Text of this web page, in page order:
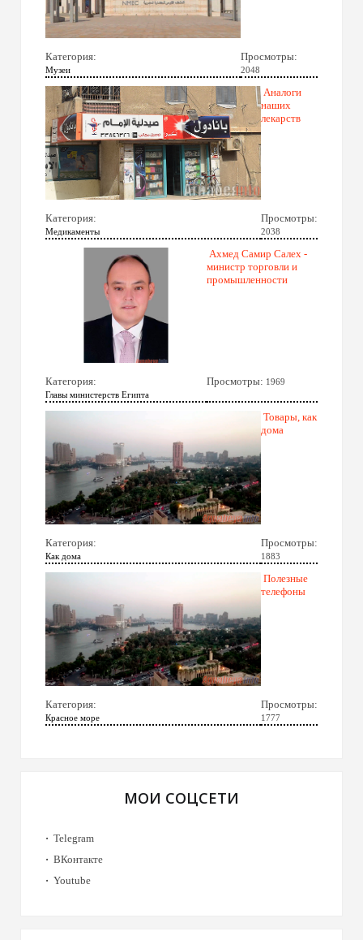
Категория:
Музеи
Просмотры:
2048
Аналоги
наших
лекарств
Категория:
Медикаменты
Просмотры:
2038
Ахмед Самир Салех -
министр торговли и
промышленности
Категория:
Главы министерств Египта
Просмотры: 1969
Товары, как
дома
Категория:
Как дома
Просмотры:
1883
Полезные
телефоны
Категория:
Красное море
Просмотры:
1777
МОИ СОЦСЕТИ
Telegram
ВКонтакте
Youtube